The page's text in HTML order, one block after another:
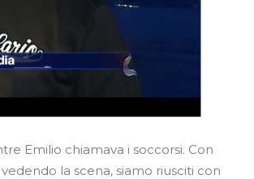
Emilio chiamava i soccorsi. Con
la scena, siamo riusciti con